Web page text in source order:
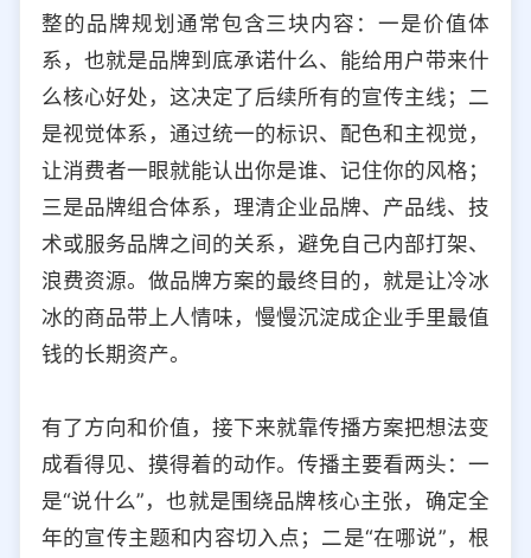
整的品牌规划通常包含三块内容：一是价值体
系，也就是品牌到底承诺什么、能给用户带来什
么核心好处，这决定了后续所有的宣传主线；二
是视觉体系，通过统一的标识、配色和主视觉，
让消费者一眼就能认出你是谁、记住你的风格；
三是品牌组合体系，理清企业品牌、产品线、技
术或服务品牌之间的关系，避免自己内部打架、
浪费资源。做品牌方案的最终目的，就是让冷冰
冰的商品带上人情味，慢慢沉淀成企业手里最值
钱的长期资产。
有了方向和价值，接下来就靠传播方案把想法变
成看得见、摸得着的动作。传播主要看两头：一
是“说什么”，也就是围绕品牌核心主张，确定全
年的宣传主题和内容切入点；二是“在哪说”，根